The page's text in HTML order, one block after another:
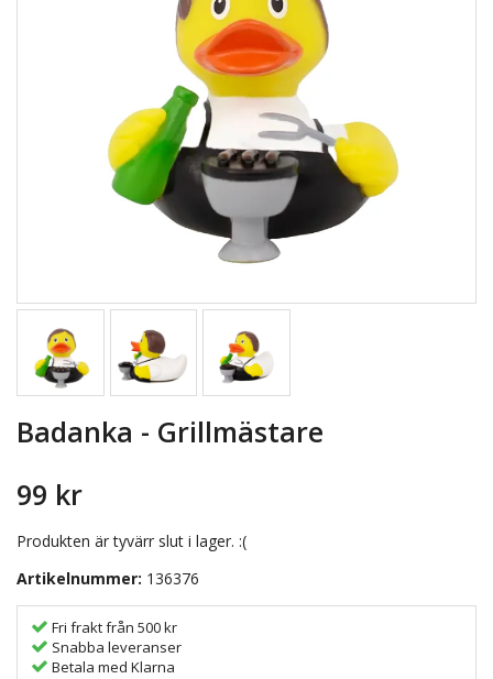
Badanka - Grillmästare
99 kr
Produkten är tyvärr slut i lager. :(
Artikelnummer: 136376
Fri frakt från 500 kr
Snabba leveranser
Betala med Klarna